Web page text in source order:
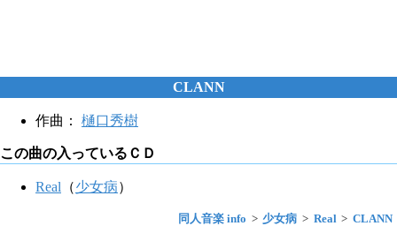
CLANN
作曲： 樋口秀樹
この曲の入っているＣＤ
Real （少女病）
同人音楽 info 少女病 Real CLANN